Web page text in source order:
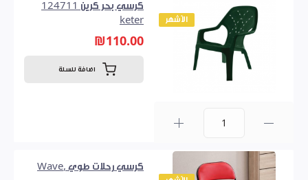
الأشهر
كرسي بحر كرين 124711
keter
₪110.00
اضافة للسلة
كرسي رحلات طوي ,Wave